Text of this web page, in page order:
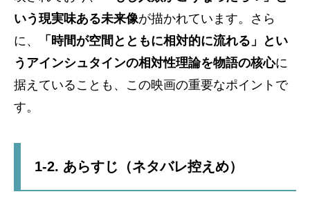
いう現実味ある未来像が描かれています。さら
に、
「時間が空間とともに相対的に流れる」とい
うアインシュタインの相対性理論を物語の核心に
据えていることも、この映画の重要なポイントで
す。
1-2. あらすじ（ネタバレ控えめ）